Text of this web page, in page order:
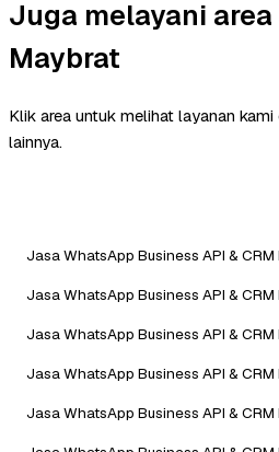
Juga melayani
Maybrat
Klik area untuk melihat layanan
lainnya.
Jasa WhatsApp Business API &
Jasa WhatsApp Business API & CRM
Jasa WhatsApp Business API &
Jasa WhatsApp Business API &
Jasa WhatsApp Business API &